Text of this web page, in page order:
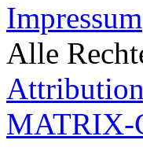
Impressum
Alle
MATRIX-